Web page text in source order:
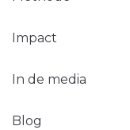
Impact
In de media
Blog